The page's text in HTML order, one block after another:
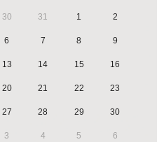
30 31 1 2
6 7 8 9
13 14 15 16
20 21 22 23
27 28 29 30
3 4 5 6